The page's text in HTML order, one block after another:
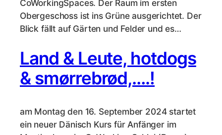
CoWorkingSpaces. Der Raum im ersten
Obergeschoss ist ins Grüne ausgerichtet. Der
Blick fällt auf Gärten und Felder und es…
Land & Leute, hotdogs
& smørrebrød,….!
am Montag den 16. September 2024 startet
ein neuer Dänisch Kurs für Anfänger im